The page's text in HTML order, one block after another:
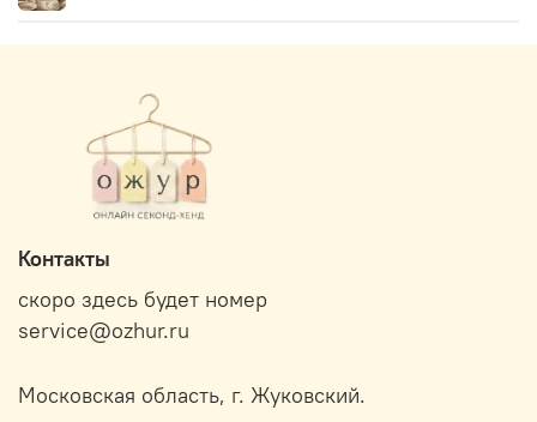
Контакты
скоро здесь будет номер
service@ozhur.ru
Московская область, г. Жуковский.